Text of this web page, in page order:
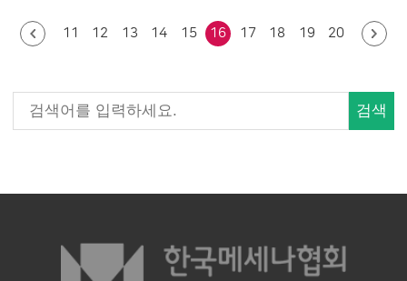
11 12 13 14 15 16 17 18 19 20
검색